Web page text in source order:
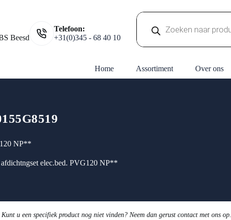
Beesd
Telefoon:
+31(0)345 - 68 40 10
zoeken
Home Assortiment Over ons
NP**
elec.bed. PVG120 NP**
u een specifiek product nog niet vinden? Neem dan gerust contact met ons op.